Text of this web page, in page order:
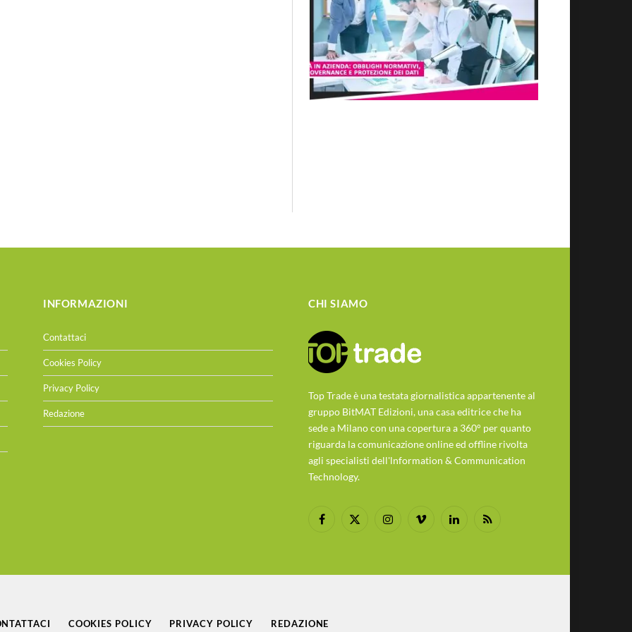
INFORMAZIONI
Contattaci
Cookies Policy
Privacy Policy
Redazione
CHI SIAMO
Top Trade è una testata giornalistica appartenente al
gruppo BitMAT Edizioni, una casa editrice che ha
sede a Milano con una copertura a 360° per quanto
riguarda la comunicazione online ed offline rivolta
agli specialisti dell'lnformation & Communication
Technology.
Facebook
X
InstagramVimeo LinkedInRSS
COOKIES POLICY PRIVACY POLICY REDAZIONE